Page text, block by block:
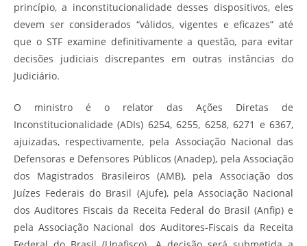
princípio, a inconstitucionalidade desses dispositivos, eles
devem ser considerados “válidos, vigentes e eficazes” até
que o STF examine definitivamente a questão, para evitar
decisões judiciais discrepantes em outras instâncias do
Judiciário.
O ministro é o relator das Ações Diretas de
Inconstitucionalidade (ADIs) 6254, 6255, 6258, 6271 e 6367,
ajuizadas, respectivamente, pela Associação Nacional das
Defensoras e Defensores Públicos (Anadep), pela Associação
dos Magistrados Brasileiros (AMB), pela Associação dos
Juízes Federais do Brasil (Ajufe), pela Associação Nacional
dos Auditores Fiscais da Receita Federal do Brasil (Anfip) e
pela Associação Nacional dos Auditores-Fiscais da Receita